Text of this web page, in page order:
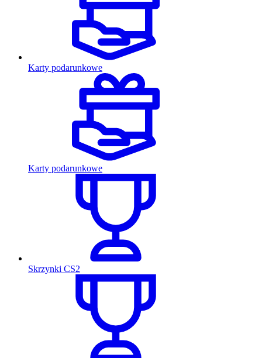
Karty podarunkowe
Karty podarunkowe
Skrzynki CS2